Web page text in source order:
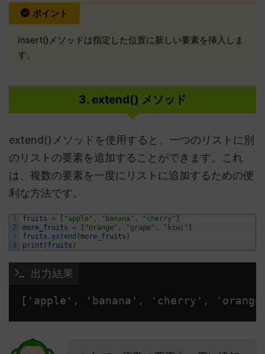
ポイント
insert()メソッドは指定した位置に新しい要素を挿入しま
す。
3. extend() メソッド
extend()メソッドを使用すると、一つのリストに別
のリストの要素を追加することができます。これ
は、複数の要素を一度にリストに追加するための便
利な方法です。
1
2
3
4
fruits = "apple" , "banana" , "cherry"
more_fruits = "orange" , "grape" , "kiwi"
fruits . extend (more_fruits )
print ( fruits )
出力結果
['apple', 'banana', 'cherry',